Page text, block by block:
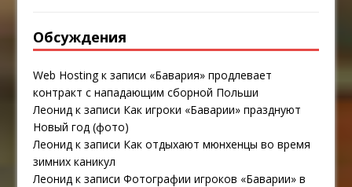
Обсуждения
Web Hostingк записи «Бавария» продлевает
контракт с нападающим сборной Польши
Леонид к записи Как игроки «Баварии» празднуют
Новый год (фото)
Леонид к записи Как отдыхают мюнхенцы во время
зимних каникул
Леонид к записиФотографии игроков «Баварии» в